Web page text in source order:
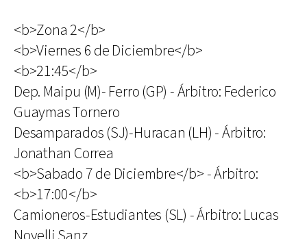
<b>Zona 2</b>
<b>Viernes 6 de Diciembre</b>
<b>21:45</b>
Dep. Maipu (M)- Ferro (GP) - Árbitro: Federico
Guaymas Tornero
Desamparados (SJ)-Huracan (LH) - Árbitro:
Jonathan Correa
<b>Sabado 7 de Diciembre</b> - Árbitro:
<b>17:00</b>
Camioneros-Estudiantes (SL) - Árbitro: Lucas